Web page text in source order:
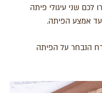
שני עיגולי פיתה
עד אמצע הפיתה.
הנבחר על הפיתה